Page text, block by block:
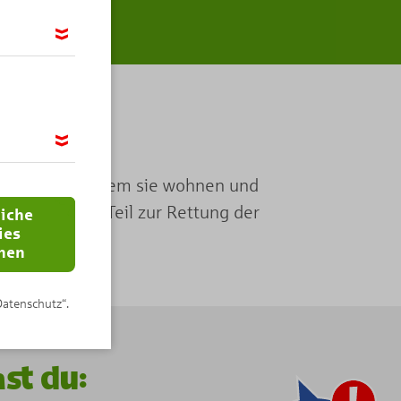
bauen, in dem sie wohnen und
wichtigen Teil zur Rettung der
du:
Adresse